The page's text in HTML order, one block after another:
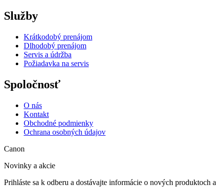
Služby
Krátkodobý prenájom
Dlhodobý prenájom
Servis a údržba
Požiadavka na servis
Spoločnosť
O nás
Kontakt
Obchodné podmienky
Ochrana osobných údajov
Canon
Novinky a akcie
Prihláste sa k odberu a dostávajte informácie o nových produktoch a